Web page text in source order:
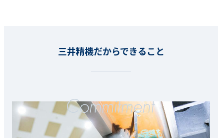
三井精機だからできること